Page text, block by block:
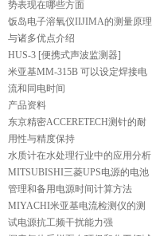
势表现在哪些方面
饭岛电子溶氧仪IIJIMA的测量原理
与诸多优点介绍
HUS-3 [便携式声波监测器]
米亚基MM-315B 可以设定焊接电
流和同电时间
产品资料
东京精密ACCERETECH测针的耐
用性与精度保持
水质计在水处理行业中的应用分析
MITSUBISHI三菱UPS电源的电池
管理和备用电源时间计算方法
MIYACHI米亚基电流检测仪的测
试电源抗工频干扰能力强